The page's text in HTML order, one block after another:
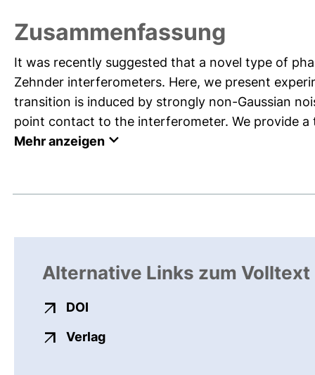
Zusammenfassung
It was recently suggested that a novel type of
Zehnder interferometers. Here, we present
transition is induced by strongly non-Gaussian
point contact to the interferometer. We provide a
Mehr anzeigen
Alternative Links zum Volltext
DOI
Verlagexterner Link, öffnet neues